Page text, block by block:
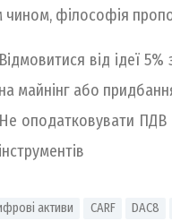
чином, філософія
Відмовитися від ідеї
на майнінг або
Не оподатковувати ПДВ
інструментів
активи CARF DAC8